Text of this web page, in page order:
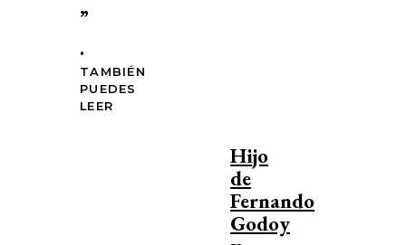
”
.
TAMBIÉN
PUEDES
LEER
Hijo
de
Fernando
Godoy